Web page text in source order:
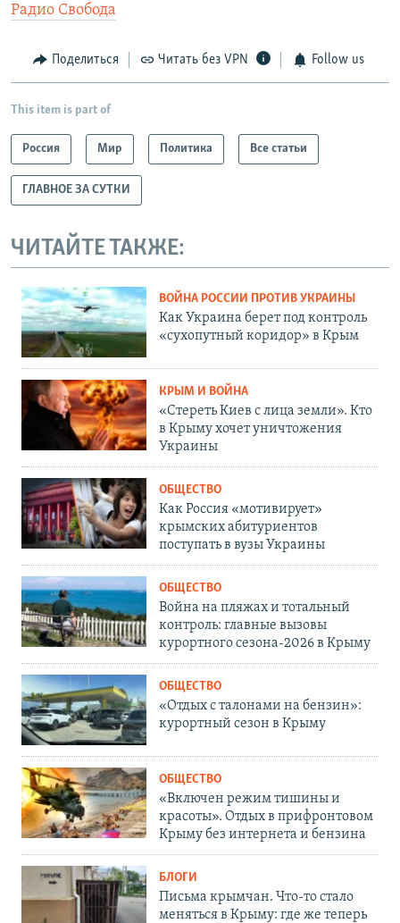
Радио Свобода
Поделиться Читать без VPN Follow us
This item is part of
Россия Мир Политика Все статьи
ГЛАВНОЕ ЗА СУТКИ
ЧИТАЙТЕ ТАКЖЕ:
ВОЙНА РОССИИ ПРОТИВ УКРАИНЫ
Как Украина берет под контроль
«сухопутный коридор» в Крым
КРЫМ И ВОЙНА
«Стереть Киев с лица земли». Кто
в Крыму хочет уничтожения
Украины
ОБЩЕСТВО
Как Россия «мотивирует»
крымских абитуриентов
поступать в вузы Украины
ОБЩЕСТВО
Война на пляжах и тотальный
контроль: главные вызовы
курортного сезона-2026 в Крыму
ОБЩЕСТВО
«Отдых с талонами на бензин»:
курортный сезон в Крыму
ОБЩЕСТВО
«Включен режим тишины и
красоты». Отдых в прифронтовом
Крыму без интернета и бензина
БЛОГИ
Письма крымчан. Что-то стало
меняться в Крыму: где же теперь